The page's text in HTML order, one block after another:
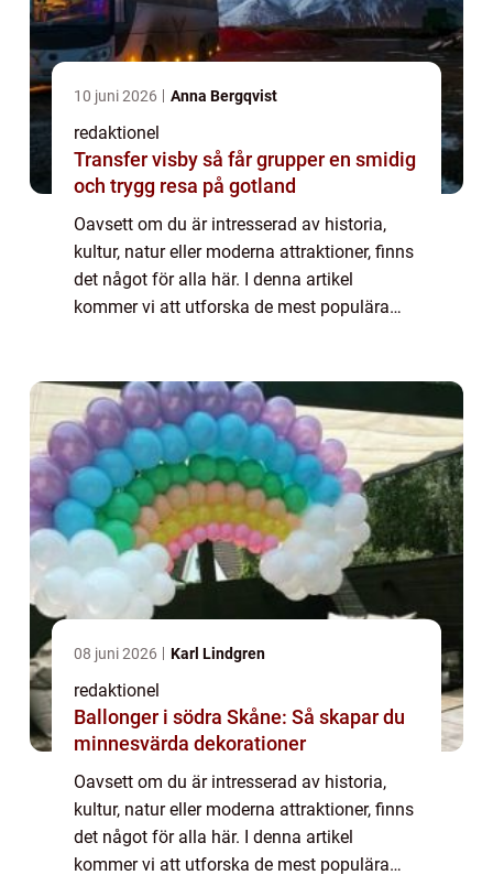
10 juni 2026 Anna Bergqvist
redaktionel
Transfer visby så får grupper en smidig
och trygg resa på gotland
Oavsett om du är intresserad av historia,
kultur, natur eller moderna attraktioner, finns
det något för alla här. I denna artikel
kommer vi att utforska de mest populära
historis...
08 juni 2026 Karl Lindgren
redaktionel
Ballonger i södra Skåne: Så skapar du
minnesvärda dekorationer
Oavsett om du är intresserad av historia,
kultur, natur eller moderna attraktioner, finns
det något för alla här. I denna artikel
kommer vi att utforska de mest populära